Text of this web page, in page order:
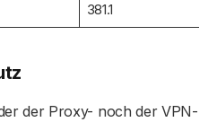
381.1
der Proxy- noch der VPN-